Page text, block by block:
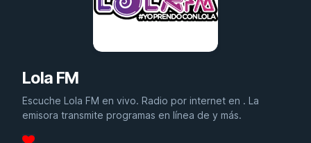
Lola FM
Escuche Lola FM en vivo. Radio por internet en . La
emisora transmite programas en línea de y más.